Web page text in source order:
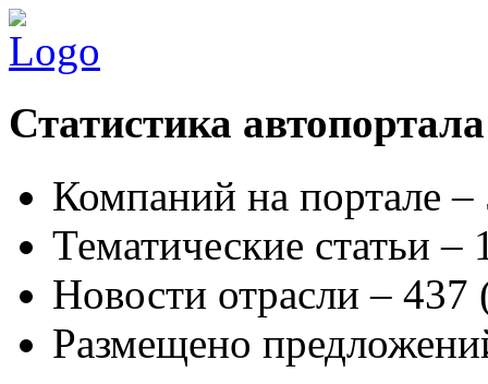
Статистика автопортала
Компаний на портале
Тематические статьи –
Новости отрасли – 437
Размещено